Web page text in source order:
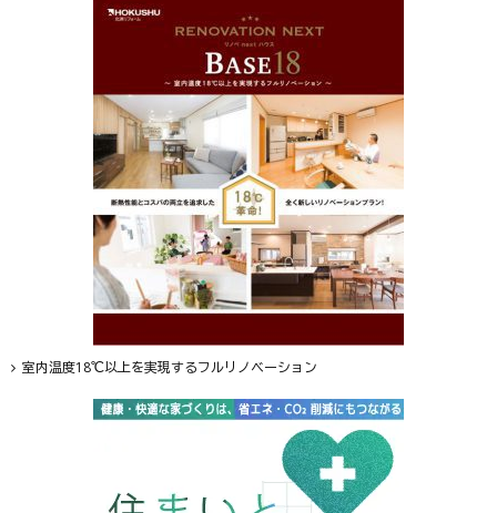
室内温度18℃以上を実現するフルリノベーション